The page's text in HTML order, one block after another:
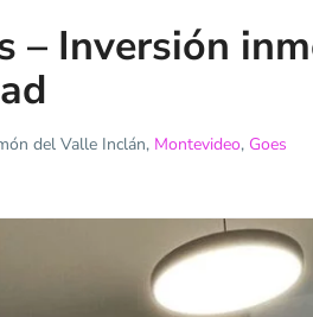
– Inversión
del Valle Inclán, Montevideo, Goes